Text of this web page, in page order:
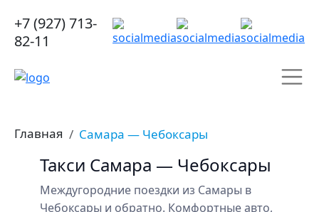
+7 (927) 713-
82-11
Главная Самара — Чебоксары
Такси Самара — Чебоксары
Междугородние поездки из Самары в
Чебоксары и обратно. Комфортные авто,